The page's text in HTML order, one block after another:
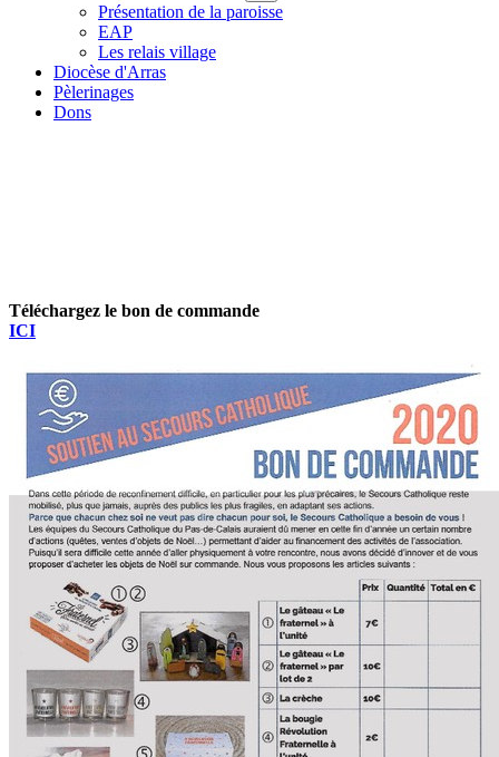
Présentation de la paroisse
EAP
Les relais village
Diocèse d'Arras
Pèlerinages
Dons
Téléchargez le bon de commande
ICI